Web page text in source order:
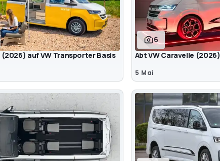
(2026) auf VW Transporter Basis
6
Abt VW Caravelle (2026)
5 Mai